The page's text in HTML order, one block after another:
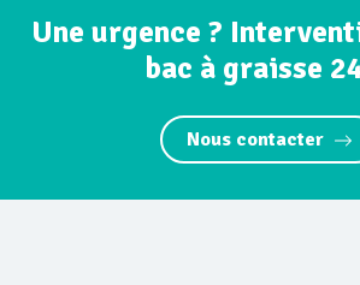
Une urgence ?
bac à graisse
Nous contacter